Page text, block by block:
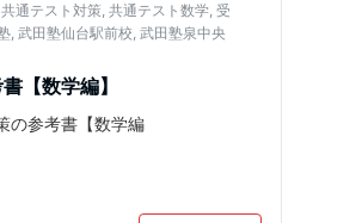
共通テスト対策,共通テスト数学,受
,武田塾仙台駅前校,武田塾泉中央
【数学編】
の参考書【数学編